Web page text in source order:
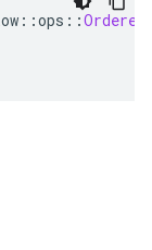
::ops ::